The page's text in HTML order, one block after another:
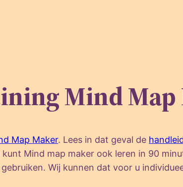
Mind Map
Map Maker. Lees in dat geval de
Mind map maker ook leren in 90
Wij kunnen dat voor u